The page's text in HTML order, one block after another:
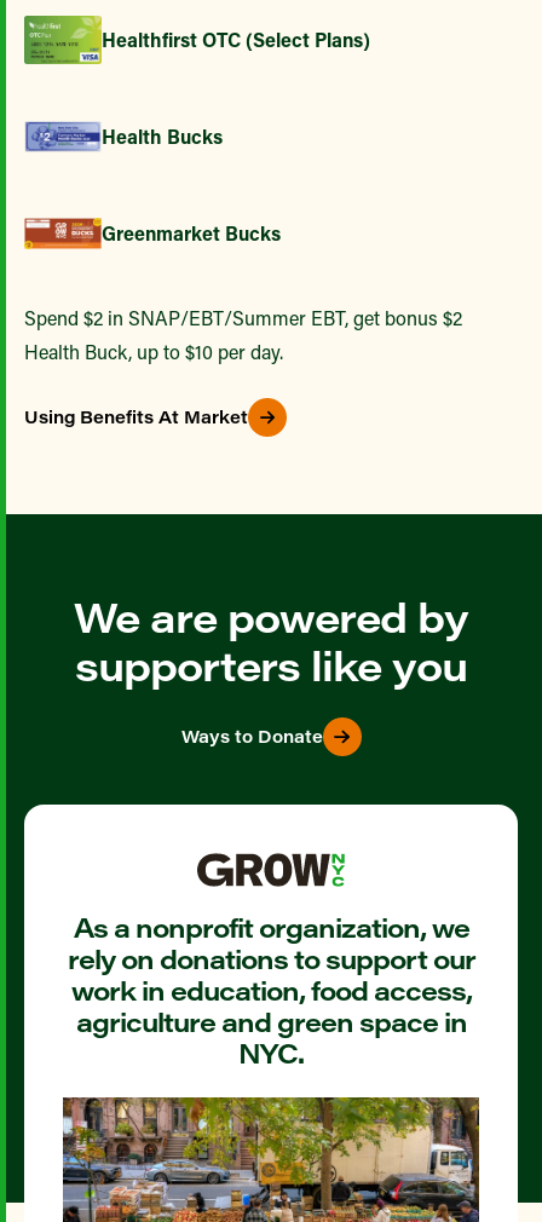
Healthfirst OTC (Select Plans)
Health Bucks
Greenmarket Bucks
Spend $2 in SNAP/EBT/Summer EBT, get bonus $2
Health Buck, up to $10 per day.
Using Benefits At Market
We are powered by
supporters like you
Ways to Donate
As a nonprofit organization, we
rely on donations to support our
work in education, food access,
agriculture and green space in
NYC.